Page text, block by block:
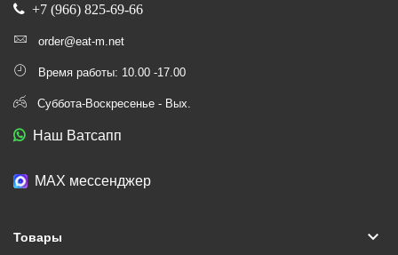
+7 (966) 825-69-66
order@eat-m.net
Время работы: 10.00 -17.00
Суббота-Воскресенье - Вых.
Наш Ватсапп
МАХ мессенджер
Товары keyboard_arrow_down